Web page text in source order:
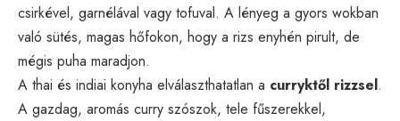
csirkével, garnélával vagy tofuval. A lényeg a gyors wokban
való sütés, magas hőfokon, hogy a rizs enyhén pirult, de
mégis puha maradjon.
A thai és indiai konyha elválaszthatatlan a curryktől rizzsel.
A gazdag, aromás curry szószok, tele fűszerekkel,